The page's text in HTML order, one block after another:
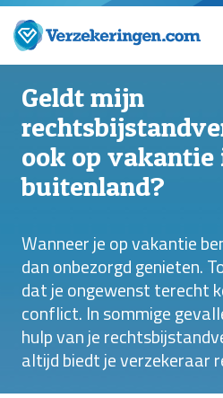
Geldt mijn
ook op vakantie
buitenland?
Wanneer je op vakantie
dan onbezorgd genieten.
dat je ongewenst terecht
conflict. In sommige
hulp van je
altijd biedt je verzekeraar